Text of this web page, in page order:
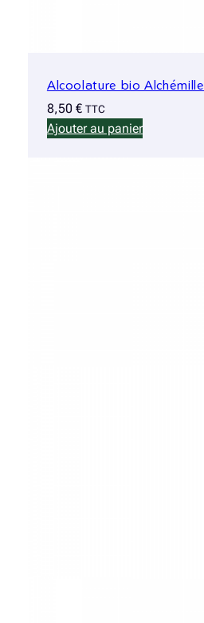
Alcoolature bio Alchémille
8,50 € TTC
Ajouter au panier